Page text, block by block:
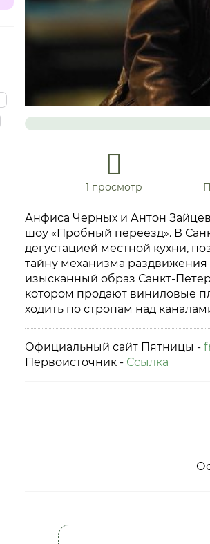
1 просмотр
Анфиса Черных и Антон Зайцев
шоу «Пробный переезд». В
дегустацией местной кухни,
тайну механизма
изысканный образ Санкт-
котором продают виниловые
ходить по стропам над
Официальный сайт Пятницы -
Первоисточник - Ссылка